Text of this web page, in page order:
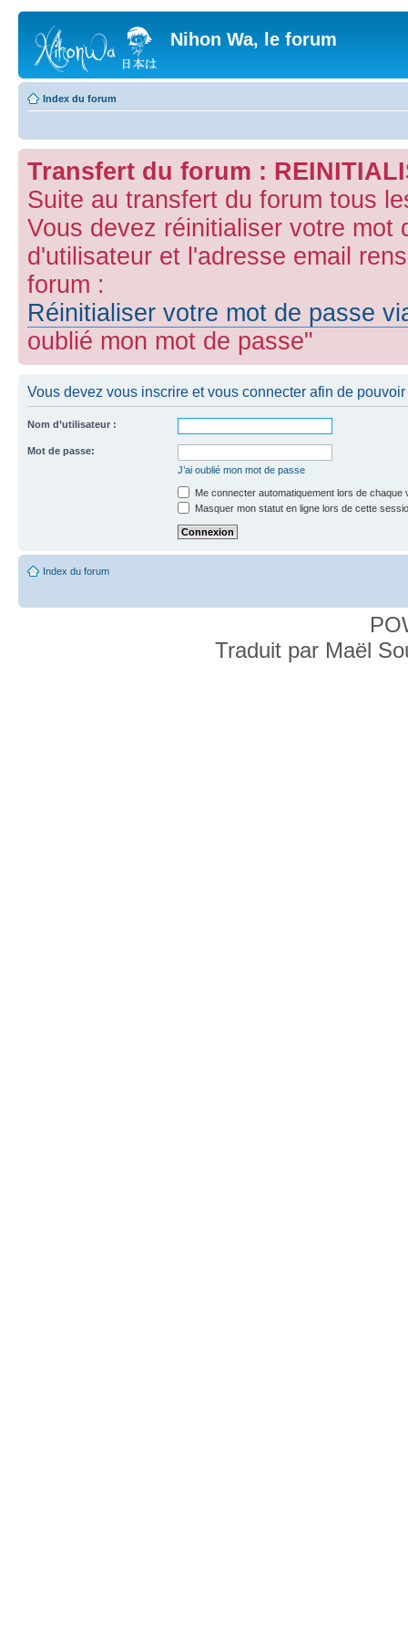
Nihon Wa, le forum
Index du forum
Transfert du forum :
Suite au transfert du forum tous
Vous devez réinitialiser votre mot
d'utilisateur et l'adresse email
forum :
Réinitialiser votre mot de passe
oublié mon mot de passe"
Vous devez vous inscrire et vous connecter afin de
Nom d’utilisateur :
Mot de passe:
J’ai oublié mon mot de passe
Me connecter automatiquement lors de chaque
Masquer mon statut en ligne lors de cette
Index du forum
Traduit par Maël